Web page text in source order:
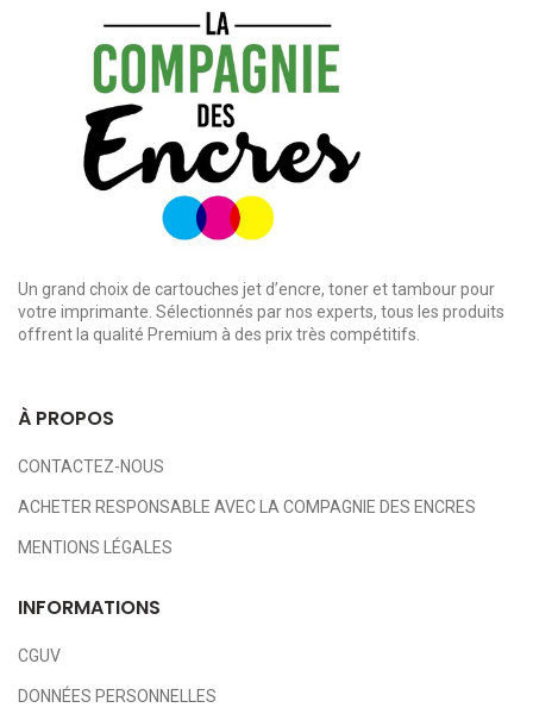
Un grand choix de cartouches jet d’encre, toner et tambour pour
votre imprimante. Sélectionnés par nos experts, tous les produits
offrent la qualité Premium à des prix très compétitifs.
À PROPOS
CONTACTEZ-NOUS
ACHETER RESPONSABLE AVEC LA COMPAGNIE DES ENCRES
MENTIONS LÉGALES
INFORMATIONS
CGUV
DONNÉES PERSONNELLES